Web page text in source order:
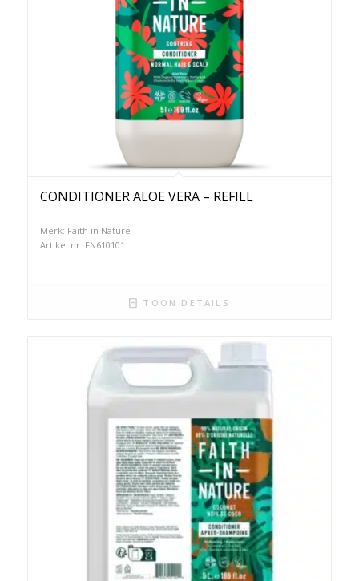
CONDITIONER ALOE VERA – REFILL
Merk: Faith in Nature
Artikel nr: FN610101
TOON DETAILS